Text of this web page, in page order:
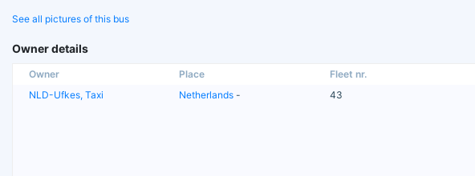
See all pictures of this bus
Owner details
Owner Place Fleet nr.
NLD-Ufkes, Taxi
Netherlands - 43